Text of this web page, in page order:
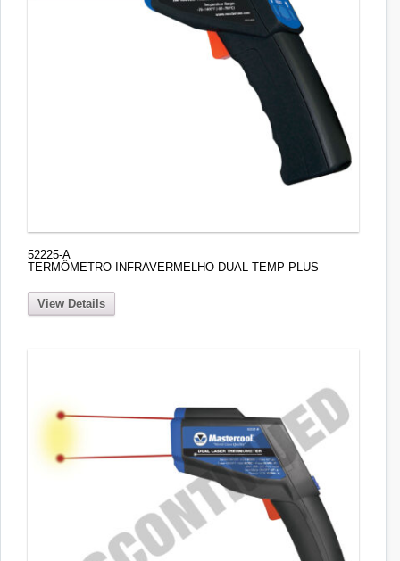
52225-A
TERMÔMETRO INFRAVERMELHO DUAL TEMP PLUS
View Details